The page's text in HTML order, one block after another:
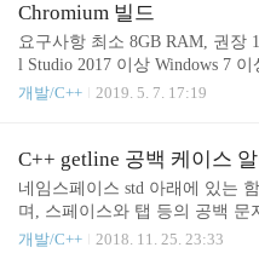
2..........을(를) DLL main.exe 에
실행하려는 파일이었고, 앞에
호코드처럼 길고 복잡했다. 여
추가하고 std::string을 사용하
하던 ..
Chromium 빌드
요구사항 최소 8GB RAM, 권장
l Studio 2017 이상 Windows 7
evelopment with C++ (C++를 사
있습니다. Windows 10 SDK
ows/downloads/sdk-archive 버전
ng Tools Window 1..
개발/C++ 2019. 5. 7. 17:19
C++ getline 공백 케이스
네임스페이스 std 아래에 있는
며, 스페이스와 탭 등의 공백 문
레퍼런스[1][2]에서는 공백에 대
개발/C++ 2018. 11. 25. 23:33